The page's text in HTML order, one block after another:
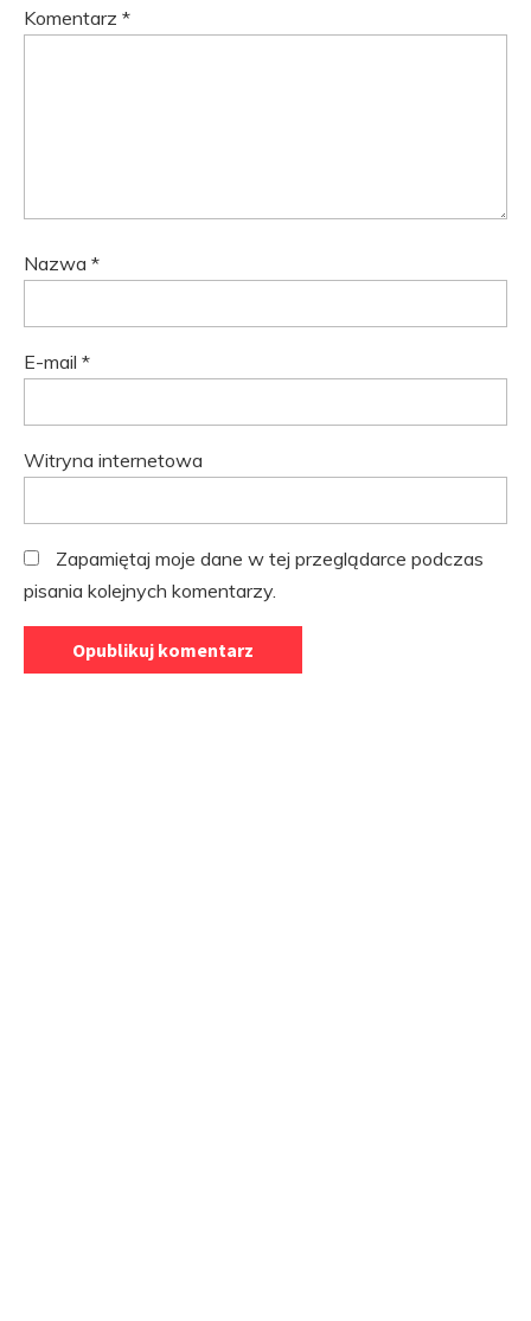
Komentarz *
Nazwa *
E-mail *
Witryna internetowa
Zapamiętaj moje dane w tej przeglądarce podczas
pisania kolejnych komentarzy.